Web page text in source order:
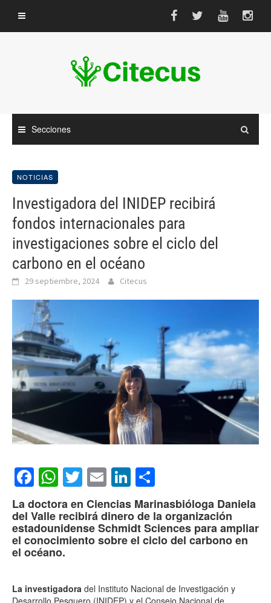
contenido
Secciones
NOTICIAS
Investigadora del INIDEP recibirá
fondos internacionales para
investigaciones sobre el ciclo del
carbono en el océano
29 septiembre, 2024 Citecus
Facebook
WhatsApp
Twitter
EmailLinkedIn
La doctora en Ciencias Marinasbióloga Daniela
del Valle recibirá dinero de la organización
estadounidense Schmidt Sciences para ampliar
el conocimiento sobre el ciclo del carbono en
el océano.
La investigadora del Instituto Nacional de Investigación y